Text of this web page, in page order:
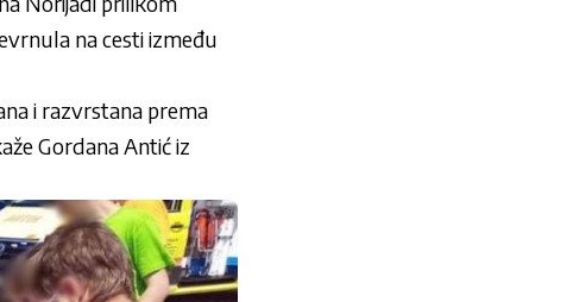
na cesti između
i razvrstana prema
Gordana Antić iz